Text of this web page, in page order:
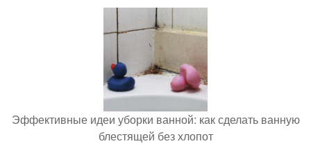
Эффективные идеи уборки ванной: как сделать ванную
блестящей без хлопот